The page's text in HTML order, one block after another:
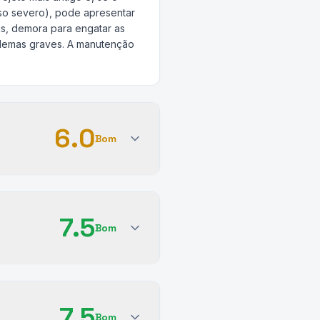
severo), pode apresentar
demora para engatar as
graves. A manutenção
6.0Bom
7.5Bom
Bom